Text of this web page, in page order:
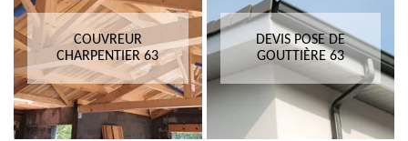
COUVREUR
CHARPENTIER 63
DEVIS POSE DE
GOUTTIÈRE 63